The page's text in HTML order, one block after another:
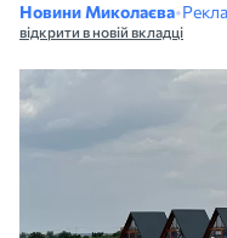
Новини Миколаєва•
відкрити в новій вкладці